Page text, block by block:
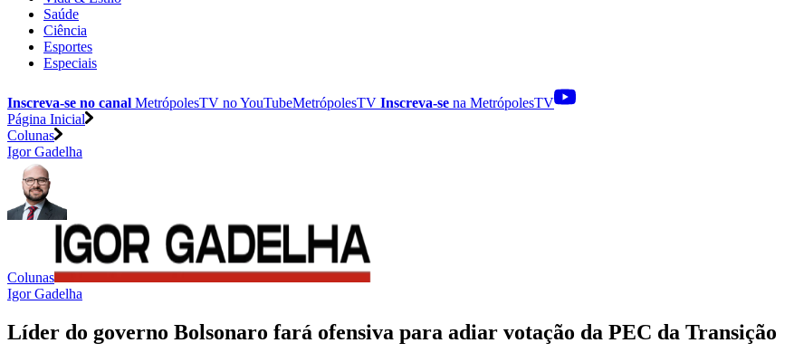
Saúde
Ciência
Esportes
Especiais
Inscreva-se no canal MetrópolesTV noYouTubeMetrópolesTV Inscreva-se na MetrópolesTV
Página Inicial
Colunas
Igor Gadelha
Colunas
Igor Gadelha
Líder do governo Bolsonaro fará ofensiva para adiar votação da PEC da Transição